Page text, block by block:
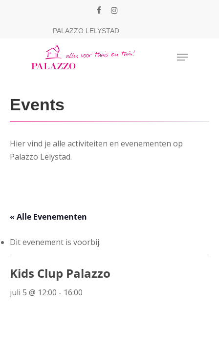
facebookinstagram
PALAZZO LELYSTAD
Menu
Events
Hier vind je alle activiteiten en evenementen op
Palazzo Lelystad.
« Alle Evenementen
Dit evenement is voorbij.
Kids Clup Palazzo
juli 5 @ 12:00 - 16:00